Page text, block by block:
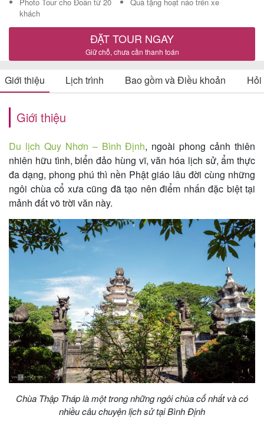
Lịch
Tin
Về
Quy
Tourist
Cảm
nhận
khách
hàng
khách
ĐẶT TOUR NGAY
Giữ chỗ, chưa cần thanh toán
Giới thiệu Lịch trình Bao gồm và Điều khoản
Giới thiệu
Du lịch Quy Nhơn – Bình Định, ngoài phong cảnh thiên
nhiên hữu tình, biển đảo hùng vĩ, văn hóa lịch sử, ẩm thực
đa dạng, phong phú thì nền Phật giáo lâu đời cùng những
ngôi chùa cổ xưa cũng đã tạo nên điểm nhấn đặc biệt tại
mảnh đất võ trời văn này.
Chùa Thập Tháp là một trong những ngôi chùa cổ nhất và có
nhiều câu chuyện lịch sử tại Bình Định